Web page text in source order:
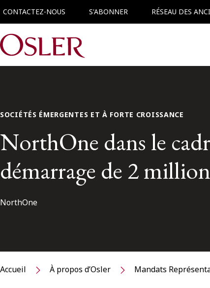
CONTACTEZ-NOUS S'ABONNER RÉSEAU DES
Main Navigation
SOCIÉTÉS ÉMERGENTES ET À FORTE CROISSANCE
NorthOne dans le
démarrage de 2
NorthOne
Accueil À propos d’Osler Mandats